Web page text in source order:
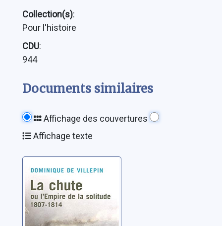
Collection(s):
Pour l'histoire
CDU:
944
Documents similaires
Affichage des couvertures
Affichage texte
La chute ou
L'Empire de la
solitude: 1807-
1814
Villepin, Dominique de